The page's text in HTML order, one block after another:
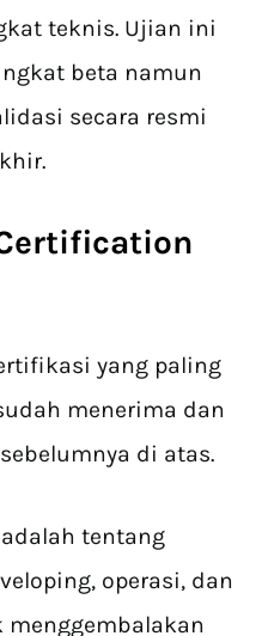
teknis. Ujian ini
beta namun
secara resmi
yang paling
menerima dan
di atas.
adalah tentang
operasi, dan